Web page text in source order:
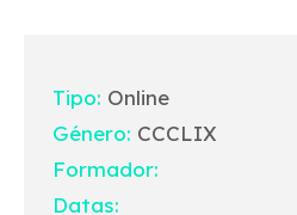
Tipo: Online
Género: CCCLIX
Formador:
Datas: